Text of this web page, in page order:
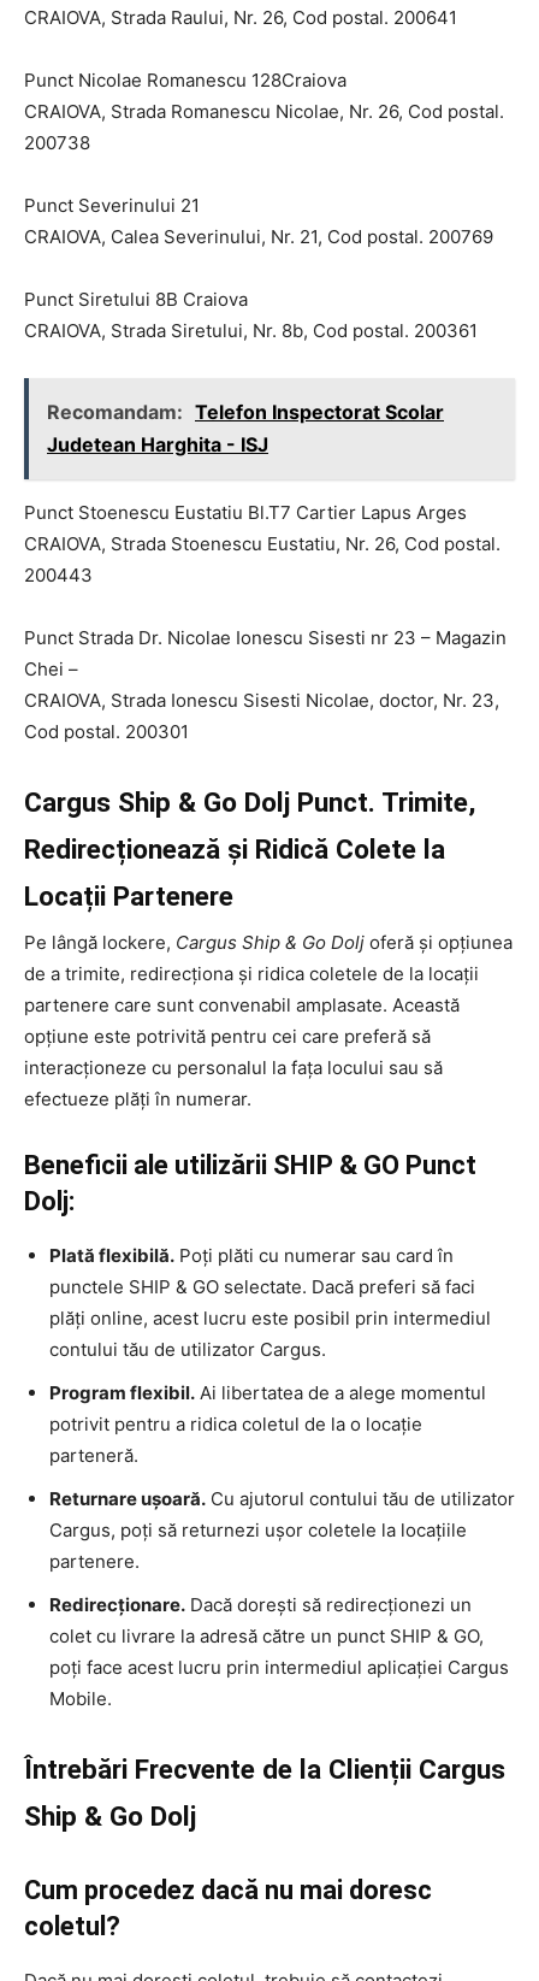
CRAIOVA, Strada Raului, Nr. 26, Cod postal. 200641
Punct Nicolae Romanescu 128Craiova
CRAIOVA, Strada Romanescu Nicolae, Nr. 26, Cod postal.
200738
Punct Severinului 21
CRAIOVA, Calea Severinului, Nr. 21, Cod postal. 200769
Punct Siretului 8B Craiova
CRAIOVA, Strada Siretului, Nr. 8b, Cod postal. 200361
Recomandam: Telefon Inspectorat Scolar
Judetean Harghita - ISJ
Punct Stoenescu Eustatiu Bl.T7 Cartier Lapus Arges
CRAIOVA, Strada Stoenescu Eustatiu, Nr. 26, Cod postal.
200443
Punct Strada Dr. Nicolae Ionescu Sisesti nr 23 – Magazin
Chei –
CRAIOVA, Strada Ionescu Sisesti Nicolae, doctor, Nr. 23,
Cod postal. 200301
Cargus Ship & Go Dolj Punct. Trimite,
Redirecționează și Ridică Colete la
Locații Partenere
Pe lângă lockere, Cargus Ship & Go Dolj oferă și opțiunea
de a trimite, redirecționa și ridica coletele de la locații
partenere care sunt convenabil amplasate. Această
opțiune este potrivită pentru cei care preferă să
interacționeze cu personalul la fața locului sau să
efectueze plăți în numerar.
Beneficii ale utilizării SHIP & GO Punct
Dolj:
Plată flexibilă. Poți plăti cu numerar sau card în
punctele SHIP & GO selectate. Dacă preferi să faci
plăți online, acest lucru este posibil prin intermediul
contului tău de utilizator Cargus.
Program flexibil. Ai libertatea de a alege momentul
potrivit pentru a ridica coletul de la o locație
parteneră.
Returnare ușoară. Cu ajutorul contului tău de utilizator
Cargus, poți să returnezi ușor coletele la locațiile
partenere.
Redirecționare. Dacă dorești să redirecționezi un
colet cu livrare la adresă către un punct SHIP & GO,
poți face acest lucru prin intermediul aplicației Cargus
Mobile.
Întrebări Frecvente de la Clienții Cargus
Ship & Go Dolj
Cum procedez dacă nu mai doresc
coletul?